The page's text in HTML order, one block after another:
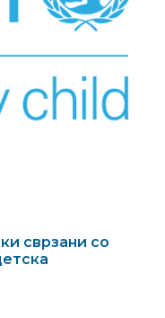
сврзани со